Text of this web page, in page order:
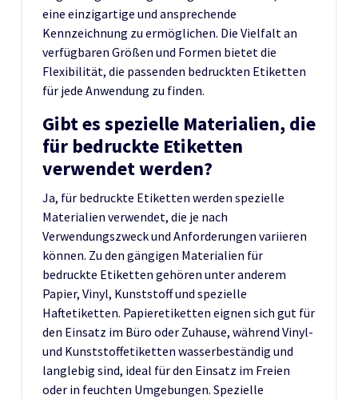
eine einzigartige und ansprechende
Kennzeichnung zu ermöglichen. Die Vielfalt an
verfügbaren Größen und Formen bietet die
Flexibilität, die passenden bedruckten Etiketten
für jede Anwendung zu finden.
Gibt es spezielle Materialien, die
für bedruckte Etiketten
verwendet werden?
Ja, für bedruckte Etiketten werden spezielle
Materialien verwendet, die je nach
Verwendungszweck und Anforderungen variieren
können. Zu den gängigen Materialien für
bedruckte Etiketten gehören unter anderem
Papier, Vinyl, Kunststoff und spezielle
Haftetiketten. Papieretiketten eignen sich gut für
den Einsatz im Büro oder Zuhause, während Vinyl-
und Kunststoffetiketten wasserbeständig und
langlebig sind, ideal für den Einsatz im Freien
oder in feuchten Umgebungen. Spezielle